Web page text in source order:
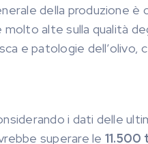
della produzione
alte sulla qualità
e patologie
i dati delle
superare le